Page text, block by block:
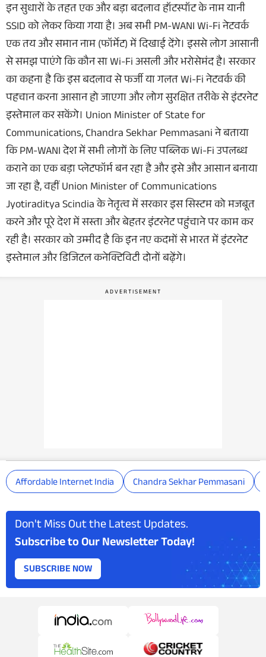
इन सुधारों के तहत एक और बड़ा बदलाव हॉटस्पॉट के नाम यानी
SSID को लेकर किया गया है। अब सभी PM-WANI Wi-Fi नेटवर्क
एक तय और समान नाम (फॉर्मेट) में दिखाई देंगे। इससे लोग आसानी
से समझ पाएंगे कि कौन सा Wi-Fi असली और भरोसेमंद है। सरकार
का कहना है कि इस बदलाव से फर्जी या गलत Wi-Fi नेटवर्क की
पहचान करना आसान हो जाएगा और लोग सुरक्षित तरीके से इंटरनेट
इस्तेमाल कर सकेंगे। Union Minister of State for
Communications, Chandra Sekhar Pemmasani ने बताया
कि PM-WANI देश में सभी लोगों के लिए पब्लिक Wi-Fi उपलब्ध
कराने का एक बड़ा प्लेटफॉर्म बन रहा है और इसे और आसान बनाया
जा रहा है, वहीं Union Minister of Communications
Jyotiraditya Scindia के नेतृत्व में सरकार इस सिस्टम को मजबूत
करने और पूरे देश में सस्ता और बेहतर इंटरनेट पहुंचाने पर काम कर
रही है। सरकार को उम्मीद है कि इन नए कदमों से भारत में इंटरनेट
इस्तेमाल और डिजिटल कनेक्टिविटी दोनों बढ़ेंगे।
Affordable Internet India Chandra Sekhar Pemmasani
Don't Miss Out the Latest Updates.
Subscribe to Our Newsletter Today!
SUBSCRIBE NOW